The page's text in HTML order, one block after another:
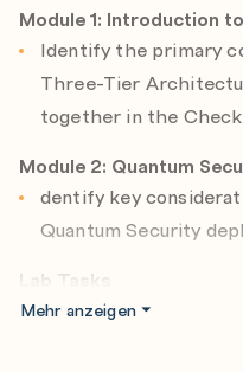
Wartungsaufgaben wie
Snapshots durchführen
stapelweise importieren.
Module 1: Introduction
Identify the primary
Three-Tier
together in the
Module 2: Quantum
dentify key
Quantum Security
Lab Tasks
Verify the Check Point
Mehr anzeigen